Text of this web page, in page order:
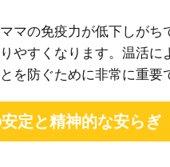
マの免疫力が低下しが
やすくなります。温活
を防ぐために非常に重要
定と精神的な安らぎ